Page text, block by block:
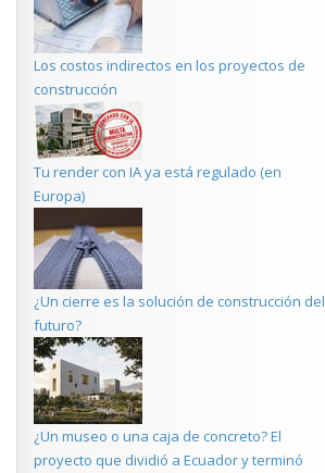
Los costos indirectos en los proyectos de
construcción
Tu render con IA ya está regulado (en
Europa)
¿Un cierre es la solución de construcción del
futuro?
¿Un museo o una caja de concreto? El
proyecto que dividió a Ecuador y terminó